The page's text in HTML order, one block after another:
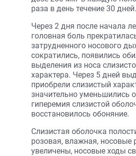
раза в день течение 30 дней.
Через 2 дня после начала
головная боль
затрудненного носового
сократились, появились
выделения из носа
характера. Через 5 дней
приобрели слизистый
значительно уменьшились
гиперемия слизистой
восстановилось обоняние.
Слизистая оболочка
розовая, влажная, носовые
увеличены, носовые ходы